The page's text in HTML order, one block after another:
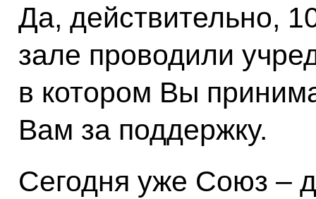
Да, действительно,
зале проводили
в котором Вы
Вам за поддержку.
Сегодня уже Союз –